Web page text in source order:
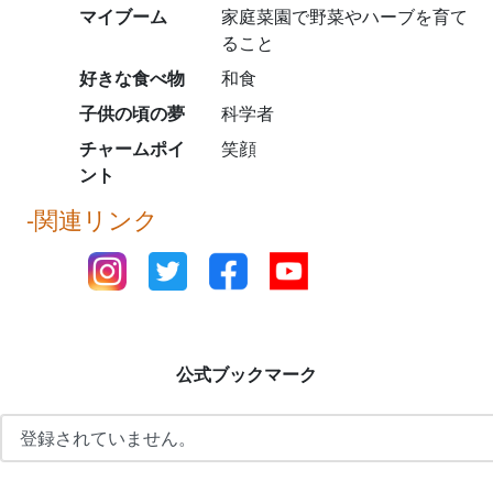
マイブーム
家庭菜園で野菜やハーブを育て
ること
好きな食べ物
和食
子供の頃の夢
科学者
チャームポイ
ント
笑顔
-関連リンク
公式ブックマーク
登録されていません。